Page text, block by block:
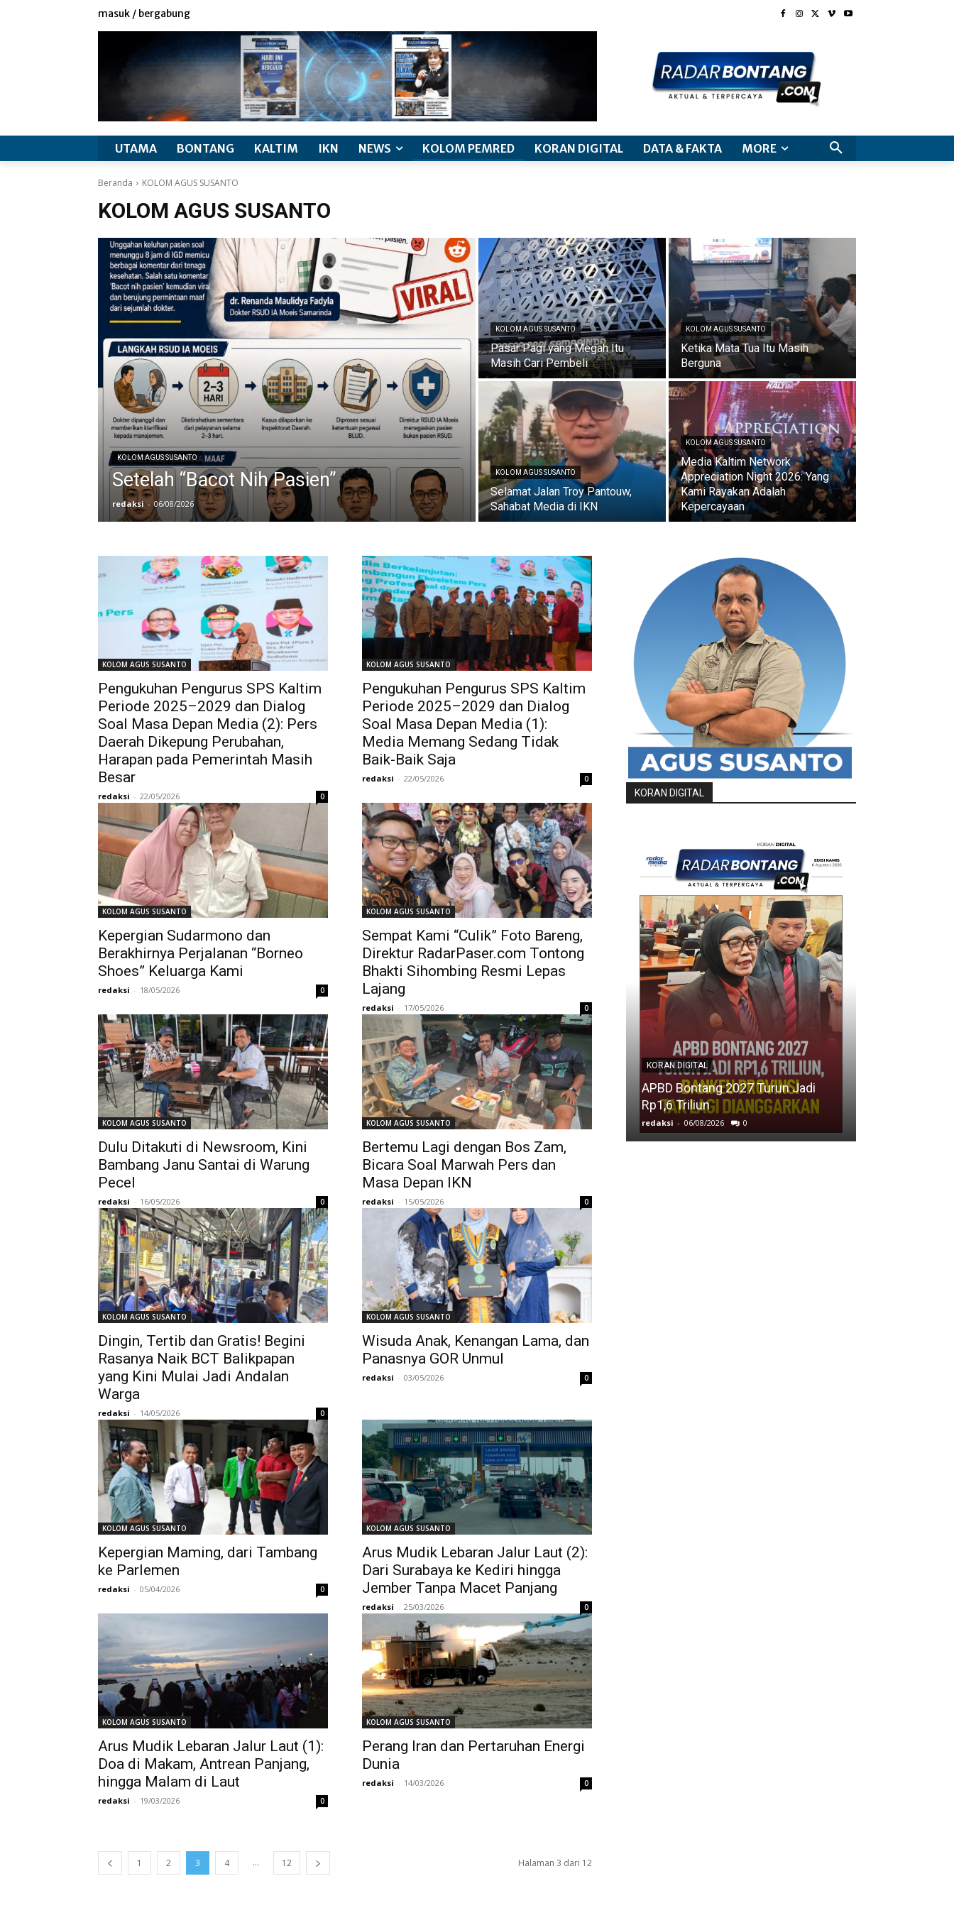
masuk / bergabung
UTAMA BONTANG KALTIM IKN NEWS KOLOM PEMRED KORAN DIGITAL DATA & FAKTA MORE
Beranda KOLOM AGUS SUSANTO
KOLOM AGUS SUSANTO
KOLOM AGUS SUSANTO
Setelah “Bacot Nih Pasien”
redaksi - 06/08/2026
KOLOM AGUS SUSANTO
Pasar Pagi yang Megah Itu
Masih Cari Pembeli
KOLOM AGUS SUSANTO
Ketika Mata Tua Itu Masih
Berguna
KOLOM AGUS SUSANTO
Selamat Jalan Troy Pantouw,
Sahabat Media di IKN
KOLOM AGUS SUSANTO
Media Kaltim Network
Appreciation Night 2026: Yang
Kami Rayakan Adalah
Kepercayaan
KOLOM AGUS SUSANTO
Pengukuhan Pengurus SPS Kaltim
Periode 2025–2029 dan Dialog
Soal Masa Depan Media (2): Pers
Daerah Dikepung Perubahan,
Harapan pada Pemerintah Masih
Besar
redaksi - 22/05/2026 0
KOLOM AGUS SUSANTO
Pengukuhan Pengurus SPS Kaltim
Periode 2025–2029 dan Dialog
Soal Masa Depan Media (1):
Media Memang Sedang Tidak
Baik-Baik Saja
redaksi - 22/05/2026 0
KOLOM AGUS SUSANTO
Kepergian Sudarmono dan
Berakhirnya Perjalanan “Borneo
Shoes” Keluarga Kami
redaksi - 18/05/2026 0
KOLOM AGUS SUSANTO
Sempat Kami “Culik” Foto Bareng,
Direktur RadarPaser.com Tontong
Bhakti Sihombing Resmi Lepas
Lajang
redaksi - 17/05/2026 0
KOLOM AGUS SUSANTO
Dulu Ditakuti di Newsroom, Kini
Bambang Janu Santai di Warung
Pecel
redaksi - 16/05/2026 0
KOLOM AGUS SUSANTO
Bertemu Lagi dengan Bos Zam,
Bicara Soal Marwah Pers dan
Masa Depan IKN
redaksi - 15/05/2026 0
KOLOM AGUS SUSANTO
Dingin, Tertib dan Gratis! Begini
Rasanya Naik BCT Balikpapan
yang Kini Mulai Jadi Andalan
Warga
redaksi - 14/05/2026 0
KOLOM AGUS SUSANTO
Wisuda Anak, Kenangan Lama, dan
Panasnya GOR Unmul
redaksi - 03/05/2026 0
KOLOM AGUS SUSANTO
Kepergian Maming, dari Tambang
ke Parlemen
redaksi - 05/04/2026 0
KOLOM AGUS SUSANTO
Arus Mudik Lebaran Jalur Laut (2):
Dari Surabaya ke Kediri hingga
Jember Tanpa Macet Panjang
redaksi - 25/03/2026 0
KOLOM AGUS SUSANTO
Arus Mudik Lebaran Jalur Laut (1):
Doa di Makam, Antrean Panjang,
hingga Malam di Laut
redaksi - 19/03/2026 0
KOLOM AGUS SUSANTO
Perang Iran dan Pertaruhan Energi
Dunia
redaksi - 14/03/2026 0
1 2 3 4 ... 12 Halaman 3 dari 12
KORAN DIGITAL
KORAN DIGITAL
APBD Bontang 2027 Turun Jadi
Rp1,6 Triliun
redaksi - 06/08/2026 0